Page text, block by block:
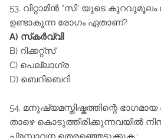
53. വിറ്റാമിൻ “സി' യുടെ
ഉണ്ടാകുന്ന രോഗം ഏതാണ്‌?
A) സ്‌കർവ്വി
B) റിക്കറ്റ്സ്‌
C) പെല്ലാഗ്ര
D) ബെറിബെറി
54. മനുഷ്യമസ്തിഷ്കത്തിന്റെ
താഴെ കൊടുത്തിരിക്കുന്നവയിൽ